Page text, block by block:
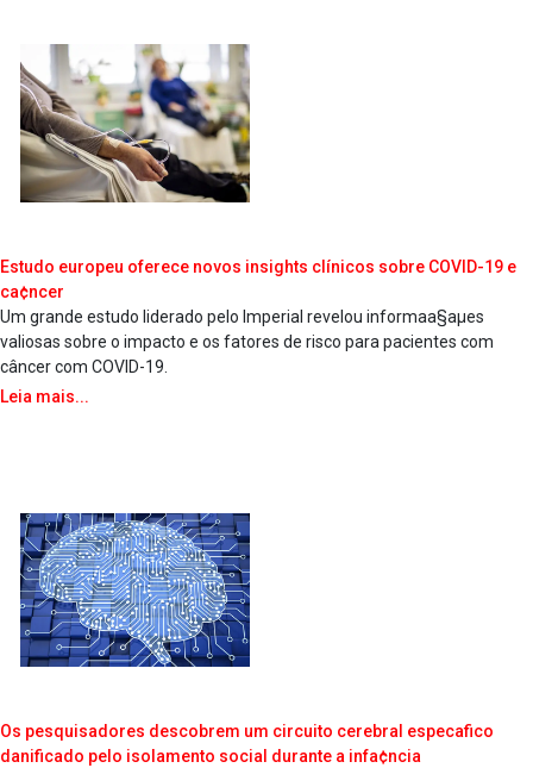
Estudo europeu oferece novos insights clínicos sobre COVID-19 e
ca¢ncer
Um grande estudo liderado pelo Imperial revelou informaa§aµes
valiosas sobre o impacto e os fatores de risco para pacientes com
câncer com COVID-19.
Leia mais...
Os pesquisadores descobrem um circuito cerebral especa­fico
danificado pelo isolamento social durante a infa¢ncia